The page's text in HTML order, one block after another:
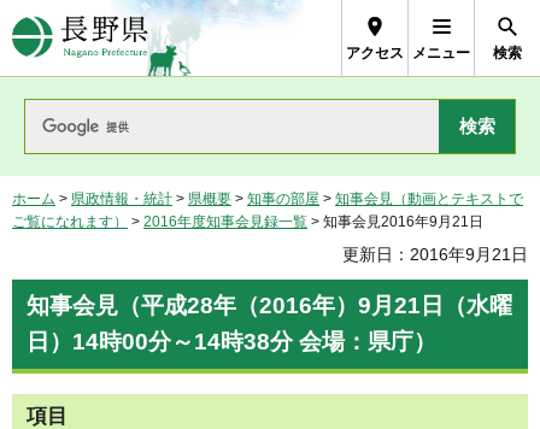
長野県Nagano Prefecture
アクセス メニュー 検索
ホーム > 県政情報・統計 > 県概要 > 知事の部屋 > 知事会見（動画とテキストで
ご覧になれます）
> 2016年度知事会見録一覧 > 知事会見2016年9月21日
更新日：2016年9月21日
知事会見（平成28年（2016年）9月21日（水曜
日）14時00分～14時38分 会場：県庁）
項目